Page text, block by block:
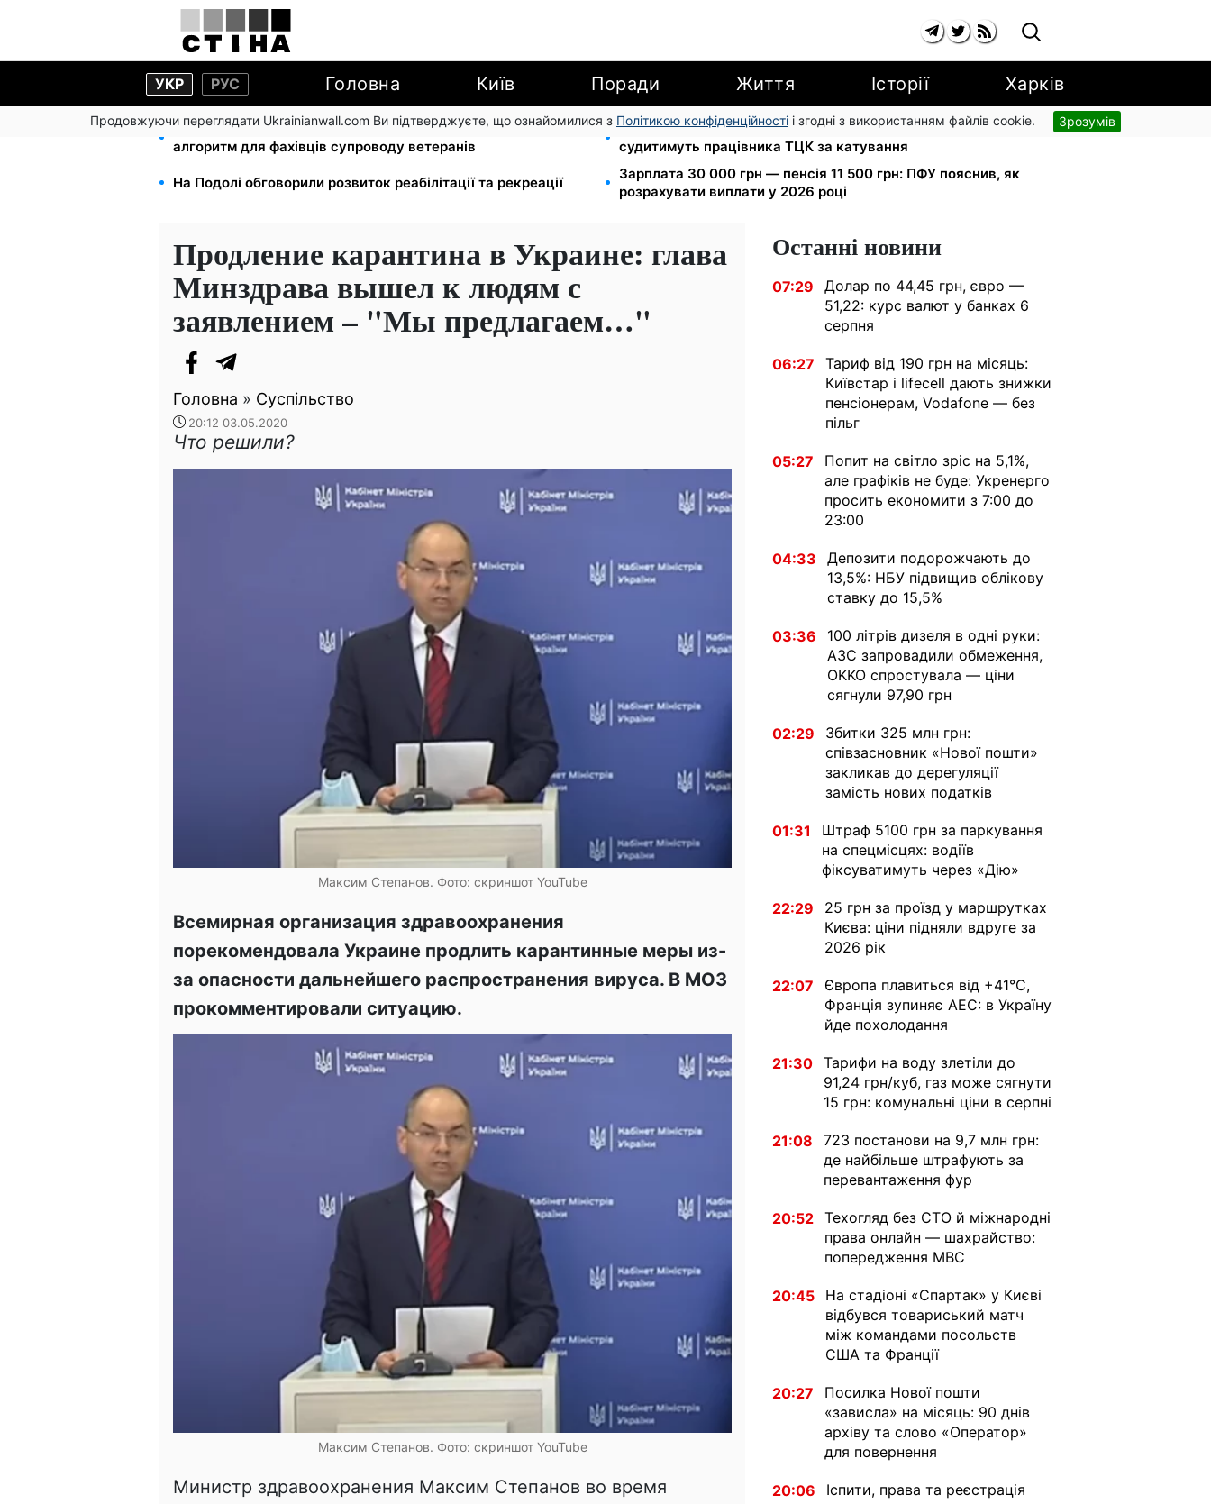
УКР РУС Головна Київ Поради Життя Історії Харків
Продовжуючи переглядати Ukrainianwall.com Ви підтверджуєте, що ознайомилися з Політикою конфіденційності і згодні з використанням файлів cookie. Зрозумів
ПФУ та Мінветеранів затвердили Порядок взаємодії: єдиний
алгоритм для фахівців супроводу ветеранів
Прикував кайданками до драбини на всю ніч: на Закарпатті
судитимуть працівника ТЦК за катування
На Подолі обговорили розвиток реабілітації та рекреації
Зарплата 30 000 грн — пенсія 11 500 грн: ПФУ пояснив, як
розрахувати виплати у 2026 році
Продление карантина в Украине: глава
Минздрава вышел к людям с
заявлением – "Мы предлагаем…"
Головна » Суспільство
20:12 03.05.2020
Что решили?
Максим Степанов. Фото: скриншот YouTube
Всемирная организация здравоохранения
порекомендовала Украине продлить карантинные меры из-
за опасности дальнейшего распространения вируса. В МОЗ
прокомментировали ситуацию.
Максим Степанов. Фото: скриншот YouTube
Министр здравоохранения Максим Степанов во время
Останні новини
07:29
Долар по 44,45 грн, євро —
51,22: курс валют у банках 6
серпня
06:27
Тариф від 190 грн на місяць:
Київстар і lifecell дають знижки
пенсіонерам, Vodafone — без
пільг
05:27
Попит на світло зріс на 5,1%,
але графіків не буде: Укренерго
просить економити з 7:00 до
23:00
04:33
Депозити подорожчають до
13,5%: НБУ підвищив облікову
ставку до 15,5%
03:36
100 літрів дизеля в одні руки:
АЗС запровадили обмеження,
OKKO спростувала — ціни
сягнули 97,90 грн
02:29
Збитки 325 млн грн:
співзасновник «Нової пошти»
закликав до дерегуляції
замість нових податків
01:31
Штраф 5100 грн за паркування
на спецмісцях: водіїв
фіксуватимуть через «Дію»
22:29
25 грн за проїзд у маршрутках
Києва: ціни підняли вдруге за
2026 рік
22:07
Європа плавиться від +41°C,
Франція зупиняє АЕС: в Україну
йде похолодання
21:30 Тарифи на воду злетіли до
91,24 грн/куб, газ може сягнути
15 грн: комунальні ціни в серпні
21:08
723 постанови на 9,7 млн грн:
де найбільше штрафують за
перевантаження фур
20:52 Техогляд без СТО й міжнародні
права онлайн — шахрайство:
попередження МВС
20:45
На стадіоні «Спартак» у Києві
відбувся товариський матч
між командами посольств
США та Франції
20:27
Посилка Нової пошти
«зависла» на місяць: 90 днів
архіву та слово «Оператор»
для повернення
20:06
Іспити, права та реєстрація